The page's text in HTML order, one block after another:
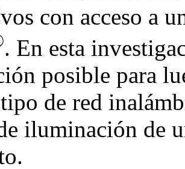
con acceso a
. En esta
posible para
de red
iluminación de